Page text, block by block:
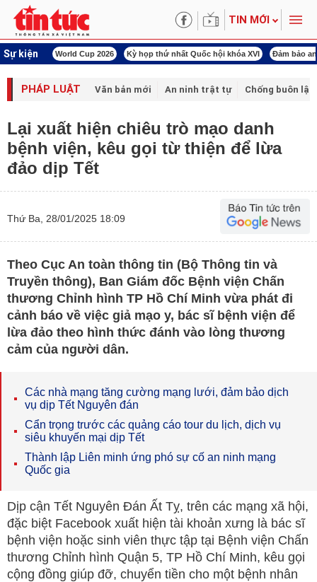
TIN MỚI
Sự kiện
Việt Nam World Cup 2026 Kỳ họp thứ nhất Quốc hội khóa XVI Đảm bảo
PHÁP LUẬT Văn bản mới An ninh trật tự Chống buôn
Lại xuất hiện chiêu trò mạo danh
bệnh viện, kêu gọi từ thiện để lừa
đảo dịp Tết
Thứ Ba, 28/01/2025 18:09
Theo Cục An toàn thông tin (Bộ Thông tin và
Truyền thông), Ban Giám đốc Bệnh viện Chấn
thương Chỉnh hình TP Hồ Chí Minh vừa phát đi
cảnh báo về việc giả mạo y, bác sĩ bệnh viện để
lừa đảo theo hình thức đánh vào lòng thương
cảm của người dân.
Các nhà mạng tăng cường mạng lưới, đảm bảo dịch
vụ dịp Tết Nguyên đán
Cẩn trọng trước các quảng cáo tour du lịch, dịch vụ
siêu khuyến mại dịp Tết
Thành lập Liên minh ứng phó sự cố an ninh mạng
Quốc gia
Dịp cận Tết Nguyên Đán Ất Tỵ, trên các mạng xã hội,
đặc biệt Facebook xuất hiện tài khoản xưng là bác sĩ
bệnh viện hoặc sinh viên thực tập tại Bệnh viện Chấn
thương Chỉnh hình Quận 5, TP Hồ Chí Minh, kêu gọi
cộng đồng giúp đỡ, chuyển tiền cho một bệnh nhân